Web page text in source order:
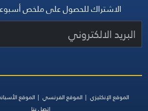
الاشتراك للحصول على ملخص
الموقع الإنكليزي الموقع الفرنسي الموقع